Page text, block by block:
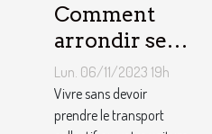
Comment
arrondir ses
fins du mois
avec
l’internet ?
Lun. 06/11/2023 19h
Vivre sans devoir
prendre le transport